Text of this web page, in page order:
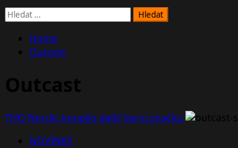
Vyhledávání
Home
Outcast
Outcast
THQ Nordic koupilo další herní značku
NOVINKY